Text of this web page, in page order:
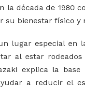
la década de 1980
su bienestar físico y
lugar especial en
al estar
explica la
a reducir el